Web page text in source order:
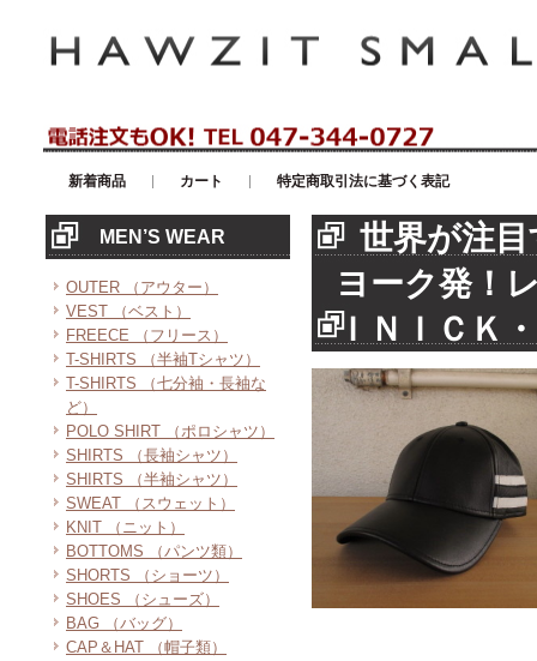
新着商品 カート 特定商取引法に基づく表記
MEN’S WEAR
OUTER （アウター）
VEST （ベスト）
FREECE （フリース）
T-SHIRTS （半袖Tシャツ）
T-SHIRTS （七分袖・長袖な
ど）
POLO SHIRT （ポロシャツ）
SHIRTS （長袖シャツ）
SHIRTS （半袖シャツ）
SWEAT （スウェット）
KNIT （ニット）
BOTTOMS （パンツ類）
SHORTS （ショーツ）
SHOES （シューズ）
BAG （バッグ）
CAP＆HAT （帽子類）
世界が注
ヨーク発！
ＩＮＩＣＫ